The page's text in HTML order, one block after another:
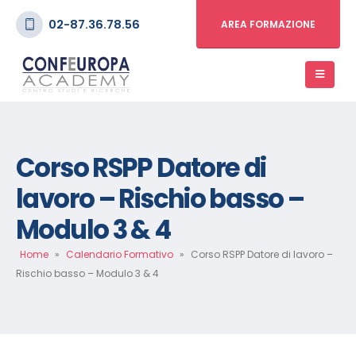
02-87.36.78.56 AREA FORMAZIONE
Corso RSPP Datore di
lavoro – Rischio basso –
Modulo 3 & 4
Home » Calendario Formativo » Corso RSPP Datore di lavoro –
Rischio basso – Modulo 3 & 4